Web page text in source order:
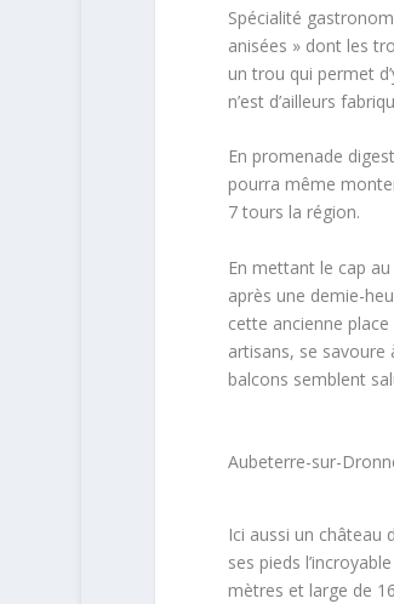
Spécialité
anisées » dont les
un trou qui permet
n’est d’ailleurs
En promenade
pourra même
7 tours la région.
En mettant le cap
après une demie-
cette ancienne
artisans, se savoure
balcons semblent
Aubeterre-sur-
Ici aussi un château
ses pieds
mètres et large de